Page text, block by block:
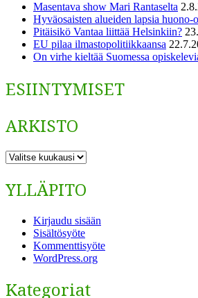
Masentava show Mari Rantaselta
Hyväosaisten alueiden lapsia huono-
Pitäisikö Vantaa liittää Helsinkiin?
EU pilaa ilmastopolitiikkaansa
On virhe kieltää Suomessa
ESIINTYMISET
ARKISTO
ARKISTO
YLLÄPITO
Kirjaudu sisään
Sisältösyöte
Kommenttisyöte
WordPress.org
Kategoriat